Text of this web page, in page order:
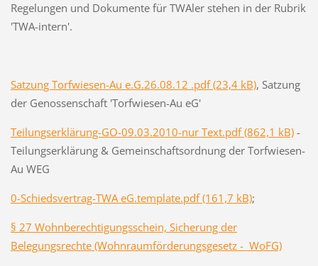
Regelungen und Dokumente für TWAler stehen in der Rubrik
'TWA-intern'.
Satzung Torfwiesen-Au e.G.26.08.12 .pdf (23,4 kB), Satzung
der Genossenschaft 'Torfwiesen-Au eG'
Teilungserklärung-GO-09.03.2010-nur Text.pdf (862,1 kB)-
Teilungserklärung & Gemeinschaftsordnung der Torfwiesen-
Au WEG
0-Schiedsvertrag-TWA eG.template.pdf (161,7 kB);
§ 27 Wohnberechtigungsschein, Sicherung der
Belegungsrechte (Wohnraumförderungsgesetz - WoFG)